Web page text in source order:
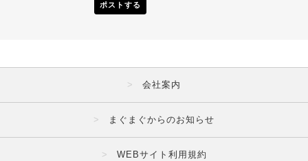
ポストする
会社案内
まぐまぐからのお知らせ
WEBサイト利用規約